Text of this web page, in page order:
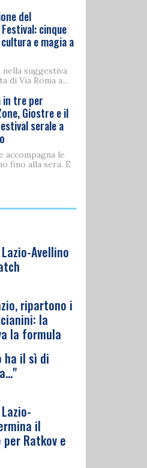
del
cinque
e magia a
suggestiva
di Via Roma a...
in tre per
Giostre e il
serale a
accompagna le
fino alla sera. È
Avellino
ripartono i
la
la formula
ha il sì di
il
Ratkov e